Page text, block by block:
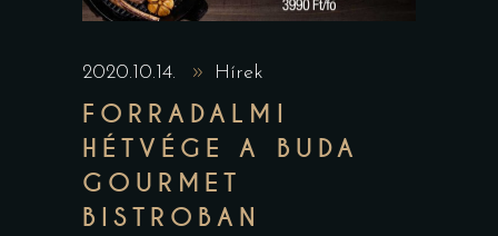
2020.10.14. Hírek
FORRADALMI
HÉTVÉGE A BUDA
GOURMET
BISTROBAN